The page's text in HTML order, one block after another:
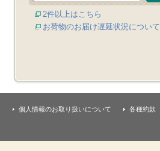
2件以上はこちら
お荷物のお届け遅延状況について
個人情報のお取り扱いについて 各種約款